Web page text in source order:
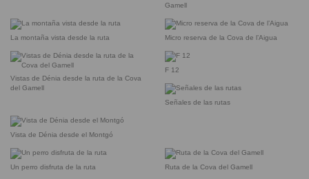
Gamell
La montaña vista desde la ruta Micro reserva de la Cova de l’Aigua
Vistas de Dénia desde la ruta de la Cova
del Gamell
F 12
Señales de las rutas
Vista de Dénia desde el Montgó
Un perro disfruta de la ruta Ruta de la Cova del Gamell